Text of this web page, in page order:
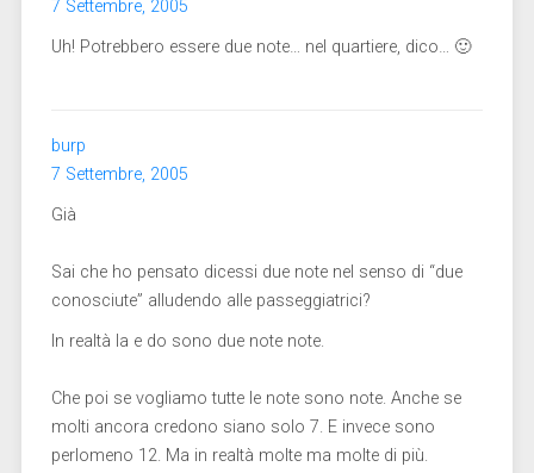
7 Settembre, 2005
Uh! Potrebbero essere due note… nel quartiere, dico… 🙂
burp
7 Settembre, 2005
Già
Sai che ho pensato dicessi due note nel senso di “due
conosciute” alludendo alle passeggiatrici?
In realtà la e do sono due note note.
Che poi se vogliamo tutte le note sono note. Anche se
molti ancora credono siano solo 7. E invece sono
perlomeno 12. Ma in realtà molte ma molte di più.